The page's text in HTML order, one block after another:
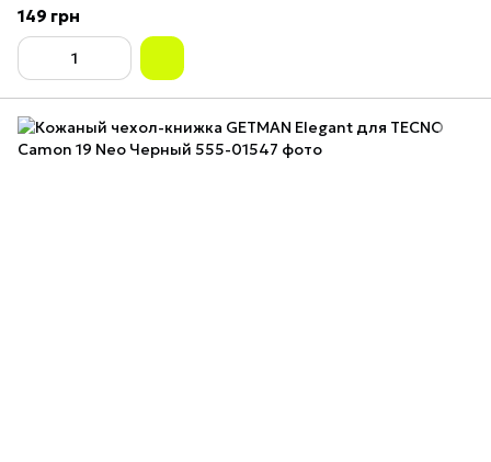
149 грн